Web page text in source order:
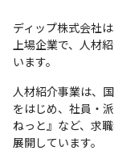
ディップ株式会社
上場企業で、人材
います。
人材紹介事業は、
をはじめ、社員・
ねっと』など、求
展開しています。